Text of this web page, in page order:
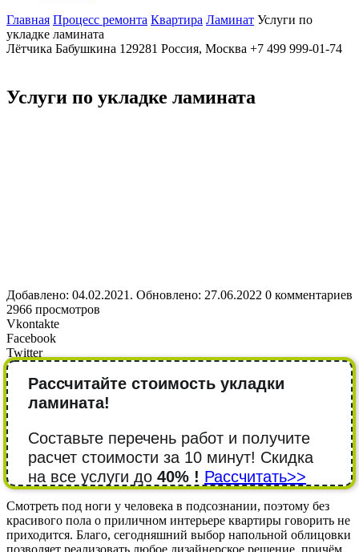
Главная Процесс ремонта Квартира Ламинат Услуги по
укладке ламината
Лётчика Бабушкина 129281 Россия, Москва +7 499 999-01-74
Услуги по укладке ламината
Добавлено: 04.02.2021. Обновлено: 27.06.2022 0 комментариев
2966 просмотров
Vkontakte
Facebook
Twitter
Рассчитайте стоимость укладки
ламината!
Составьте перечень работ и получите
расчет стоимости за 10 минут! Cкидка
на все услуги до 40% ! Рассчитать>>
Смотреть под ноги у человека в подсознании, поэтому без
красивого пола о приличном интерьере квартиры говорить не
приходится. Благо, сегодняшний выбор напольной облицовки
позволяет реализовать любое дизайнерское решение, причём,